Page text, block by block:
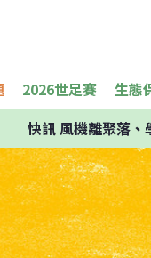
2026世足賽 生態
快訊風機離聚落、